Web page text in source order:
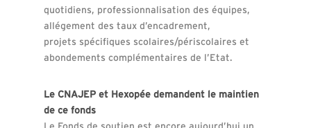
quotidiens, professionnalisation des équipes,
allégement des taux d’encadrement,
projets spécifiques scolaires/périscolaires et
abondements complémentaires de l’Etat.
Le CNAJEP et Hexopée demandent le maintien
de ce fonds
Le Fonds de soutien est encore aujourd’hui un